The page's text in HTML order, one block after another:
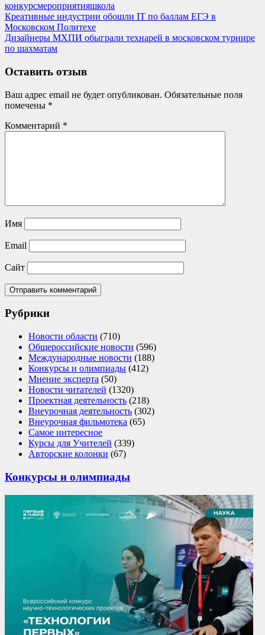
конкурсмероприятияшкола
Навигация
по
записям
Previous
Post:
Креативные индустрии обошли IT по баллам ЕГЭ в
Московском Политехе
Next
Post:
Дизайнеры МХПИ обыграли технарей в московском турнире
по шахматам
Оставить отзыв
Ваш адрес email не будет опубликован. Обязательные поля
помечены *
Комментарий *
Имя
Email
Сайт
Рубрики
Новости области (710)
Общероссийские новости (596)
Международные новости (188)
Конкурсы и олимпиады (412)
Мнение эксперта (50)
Новости читателей (1320)
Проектная деятельность (218)
Внеурочная деятельность (302)
Внеурочная фильмотека (65)
Самое интересное
Курсы для Учителей (339)
Авторские колонки (67)
Конкурсы и олимпиады